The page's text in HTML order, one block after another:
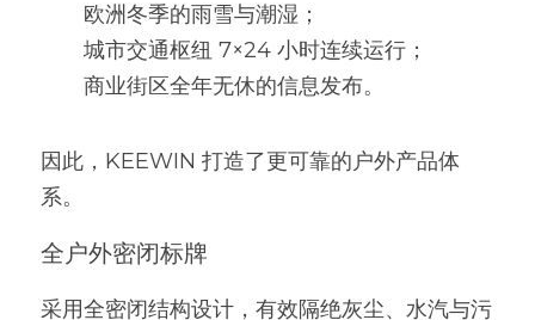
欧洲冬季的雨雪与潮湿；
城市交通枢纽 7×24 小时连续运行；
商业街区全年无休的信息发布。
因此，KEEWIN 打造了更可靠的户外产品体
系。
全户外密闭标牌
采用全密闭结构设计，有效隔绝灰尘、水汽与污